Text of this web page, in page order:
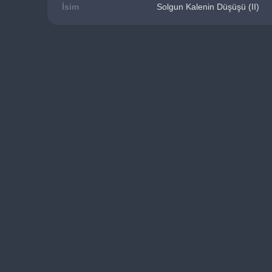
İsim Solgun Kalenin Düşüşü (II)